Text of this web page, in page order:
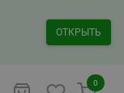
ОТКРЫТЬ
0